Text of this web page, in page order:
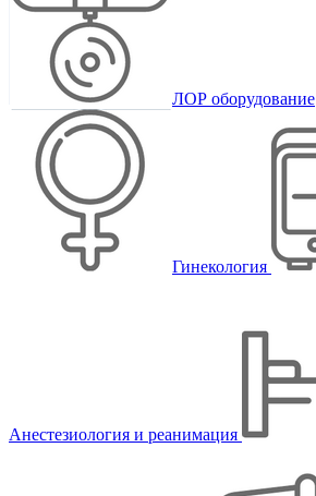
ЛОР оборудование
Гинекология
Анестезиология и реанимация